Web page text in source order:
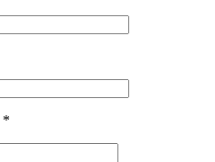
*